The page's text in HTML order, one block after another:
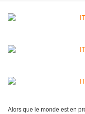
Alors que le monde est en